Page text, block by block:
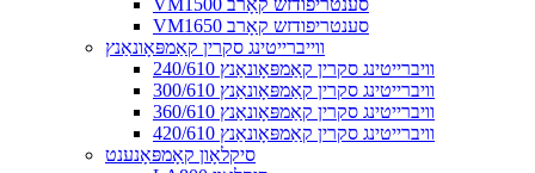
VM1500 סענטריפודזש קאָרב
VM1650 סענטריפודזש קאָרב
ווייברייטינג סקרין קאַמפּאָונאַנץ
240/610 וויברייטינג סקרין קאַמפּאָונאַנץ
300/610 וויברייטינג סקרין קאַמפּאָונאַנץ
360/610 וויברייטינג סקרין קאַמפּאָונאַנץ
420/610 וויברייטינג סקרין קאַמפּאָונאַנץ
סיקלאָון קאָמפּאָנענט